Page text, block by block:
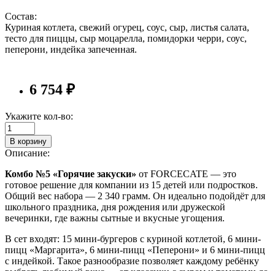
Состав:
Куриная котлета, свежий огурец, соус, сыр, листья салата,
тесто для пиццы, сыр моцарелла, помидорки черри, соус,
пеперони, индейка запеченная.
6 754 ₽
Укажите кол-во:
В корзину
Описание:
Комбо №5 «Горячие закуски» от FORCECATE — это
готовое решение для компании из 15 детей или подростков.
Общий вес набора — 2 340 грамм. Он идеально подойдёт для
школьного праздника, дня рождения или дружеской
вечеринки, где важны сытные и вкусные угощения.
В сет входят: 15 мини-бургеров с куриной котлетой, 6 мини-
пицц «Маргарита», 6 мини-пицц «Пеперони» и 6 мини-пицц
с индейкой. Такое разнообразие позволяет каждому ребёнку